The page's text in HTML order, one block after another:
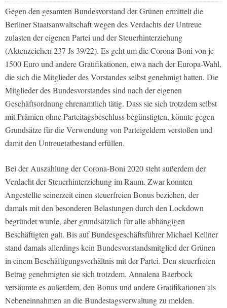
Gegen den gesamten Bundesvorstand der Grünen ermittelt die
Berliner Staatsanwaltschaft wegen des Verdachts der Untreue
zulasten der eigenen Partei und der Steuerhinterziehung
(Aktenzeichen 237 Js 39/22). Es geht um die Corona-Boni von je
1500 Euro und andere Gratifikationen, etwa nach der Europa-Wahl,
die sich die Mitglieder des Vorstandes selbst genehmigt hatten. Die
Mitglieder des Bundesvorstandes sind nach der eigenen
Geschäftsordnung ehrenamtlich tätig. Dass sie sich trotzdem selbst
mit Prämien ohne Parteitagsbeschluss begünstigten, könnte gegen
Grundsätze für die Verwendung von Parteigeldern verstoßen und
damit den Untreuetatbestand erfüllen.
Bei der Auszahlung der Corona-Boni 2020 steht außerdem der
Verdacht der Steuerhinterziehung im Raum. Zwar konnten
Angestellte seinerzeit einen steuerfreien Bonus beziehen, der
damals mit den besonderen Belastungen durch den Lockdown
begründet wurde, aber grundsätzlich für alle abhängigen
Beschäftigten galt. Bis auf Bundesgeschäftsführer Michael Kellner
stand damals allerdings kein Bundesvorstandsmitglied der Grünen
in einem Beschäftigungsverhältnis mit der Partei. Den steuerfreien
Betrag genehmigten sie sich trotzdem. Annalena Baerbock
versäumte es außerdem, den Bonus und andere Gratifikationen als
Nebeneinnahmen an die Bundestagsverwaltung zu melden.